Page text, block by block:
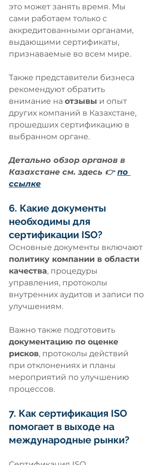
это может занять время. Мы
сами работаем только с
аккредитованными органами,
выдающими сертификаты,
признаваемые во всем мире.
Также представители бизнеса
рекомендуют обратить
внимание на отзывы и опыт
других компаний в Казахстане,
прошедших сертификацию в
выбранном органе.
Детально обзор органов в
Казахстане см. здесь 👉 по
ссылке
6. Какие документы
необходимы для
сертификации ISO?
Основные документы включают
политику компании в области
качества, процедуры
управления, протоколы
внутренних аудитов и записи по
улучшениям.
Важно также подготовить
документацию по оценке
рисков, протоколы действий
при отклонениях и планы
мероприятий по улучшению
процессов.
7. Как сертификация ISO
помогает в выходе на
международные рынки?